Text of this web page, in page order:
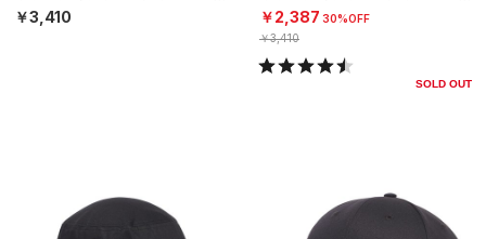
X）
￥3,410
X）
￥2,387 30%OFF
￥3,410
SOLD OUT